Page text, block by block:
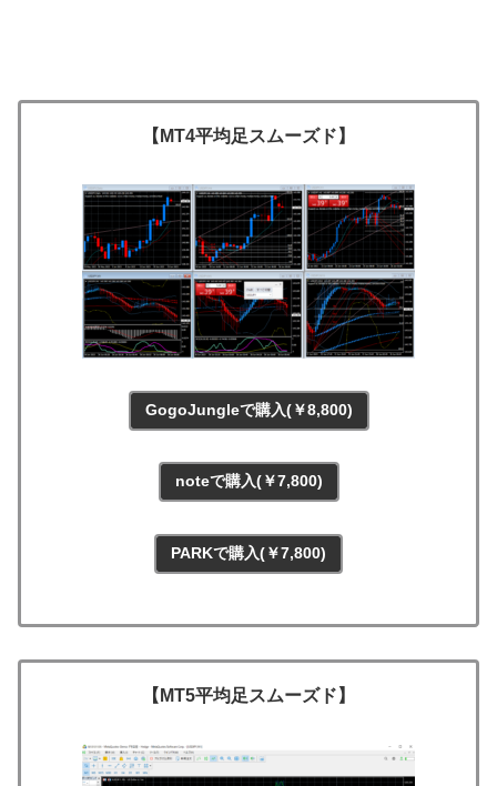
【MT4平均足スムーズド】
GogoJungleで購入(￥8,800)
noteで購入(￥7,800)
PARKで購入(￥7,800)
【MT5平均足スムーズド】